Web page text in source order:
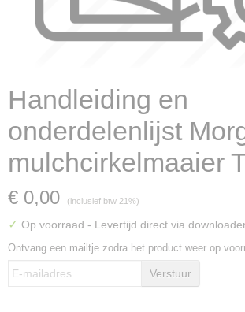
Handleiding en
onderdelenlijst
mulchcirkelmaaier
€ 0,00 (inclusief btw 21%)
✓ Op voorraad - Levertijd direct via
Ontvang een mailtje zodra het product weer op
Verstuur